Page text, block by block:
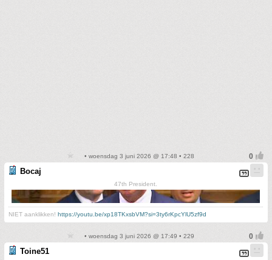
• woensdag 3 juni 2026 @ 17:48 • 228
Bocaj
47th President.
NIET aanklikken! https://youtu.be/xp18TKxsbVM?si=3ty6rKpcYlU5zf9d
• woensdag 3 juni 2026 @ 17:49 • 229
Toine51